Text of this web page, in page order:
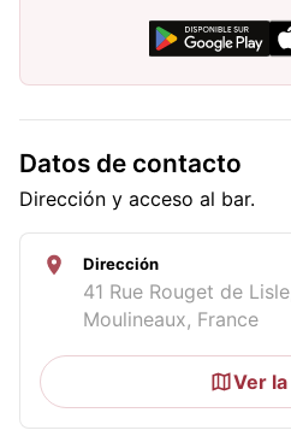
Datos de contacto
Dirección y acceso al bar.
Dirección
41 Rue Rouget de
Moulineaux, France
Ver